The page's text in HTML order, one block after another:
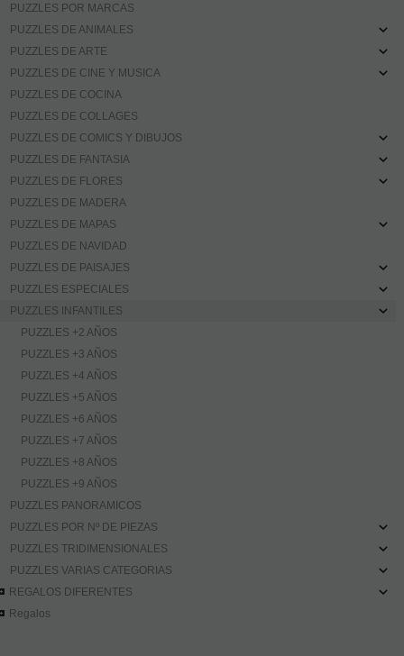
PUZZLES POR MARCAS
PUZZLES DE ANIMALES
PUZZLES DE ARTE
PUZZLES DE CINE Y MUSICA
PUZZLES DE COCINA
PUZZLES DE COLLAGES
PUZZLES DE COMICS Y DIBUJOS
PUZZLES DE FANTASIA
PUZZLES DE FLORES
PUZZLES DE MADERA
PUZZLES DE MAPAS
PUZZLES DE NAVIDAD
PUZZLES DE PAISAJES
PUZZLES ESPECIALES
PUZZLES INFANTILES
PUZZLES +2 AÑOS
PUZZLES +3 AÑOS
PUZZLES +4 AÑOS
PUZZLES +5 AÑOS
PUZZLES +6 AÑOS
PUZZLES +7 AÑOS
PUZZLES +8 AÑOS
PUZZLES +9 AÑOS
PUZZLES PANORAMICOS
PUZZLES POR Nº DE PIEZAS
PUZZLES TRIDIMENSIONALES
PUZZLES VARIAS CATEGORIAS
REGALOS DIFERENTES
Regalos